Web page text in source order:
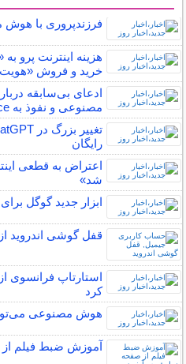
فرزندپروری با
خرید و فروش «هویت
مصنوعی و نفوذ به Hugging Face
رایگان
اعتراض به قطعی
شد»
ابزار جدید گوگل
قفل گوشی اندروید از
استارتاپ فرانسوی
کرد
هوش مصنوعی
آموزش ضبط فیلم